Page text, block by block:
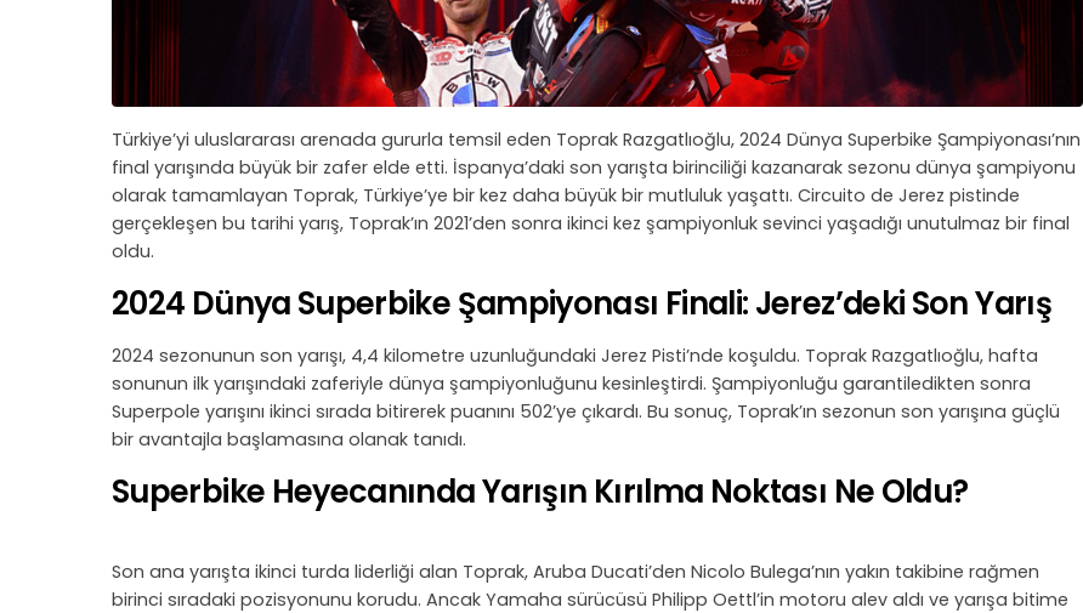
Türkiye’yi uluslararası arenada gururla temsil eden Toprak Razgatlıoğlu, 2024 Dünya Superbike Şampiyonası’nın
final yarışında büyük bir zafer elde etti. İspanya’daki son yarışta birinciliği kazanarak sezonu dünya şampiyonu
olarak tamamlayan Toprak, Türkiye’ye bir kez daha büyük bir mutluluk yaşattı. Circuito de Jerez pistinde
gerçekleşen bu tarihi yarış, Toprak’ın 2021’den sonra ikinci kez şampiyonluk sevinci yaşadığı unutulmaz bir final
oldu.
2024 Dünya Superbike Şampiyonası Finali: Jerez’deki Son Yarış
2024 sezonunun son yarışı, 4,4 kilometre uzunluğundaki Jerez Pisti’nde koşuldu. Toprak Razgatlıoğlu, hafta
sonunun ilk yarışındaki zaferiyle dünya şampiyonluğunu kesinleştirdi. Şampiyonluğu garantiledikten sonra
Superpole yarışını ikinci sırada bitirerek puanını 502’ye çıkardı. Bu sonuç, Toprak’ın sezonun son yarışına güçlü
bir avantajla başlamasına olanak tanıdı.
Superbike Heyecanında Yarışın Kırılma Noktası Ne Oldu?
Son ana yarışta ikinci turda liderliği alan Toprak, Aruba Ducati’den Nicolo Bulega’nın yakın takibine rağmen
birinci sıradaki pozisyonunu korudu. Ancak Yamaha sürücüsü Philipp Oettl’in motoru alev aldı ve yarışa bitime